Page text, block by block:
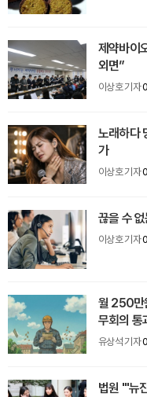
제약바이
외면”
이상호 기자
노래하다
가
이상호 기자
끊을 수
이상호 기자
월 250만
무회의 통
유상석 기자
법원 "'뉴